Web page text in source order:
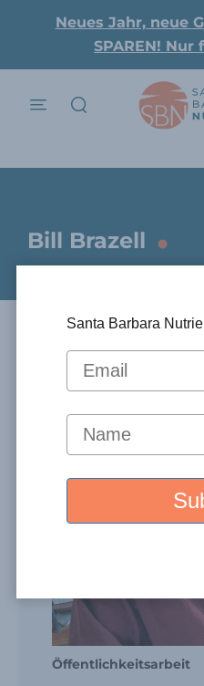
Neues Jahr, neue
SPAREN!
Speisekarte
Bill Brazell .
Öffentlichkeitsarbeit
Santa Barbara